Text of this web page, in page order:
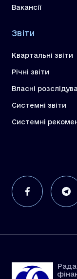
Вакансії
Звіти
Квартальні звіти
Річні звіти
Власні
Системні звіти
Системні